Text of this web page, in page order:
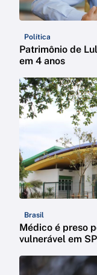
Política
Patrimônio de
em 4 anos
Brasil
Médico é preso
vulnerável em SP